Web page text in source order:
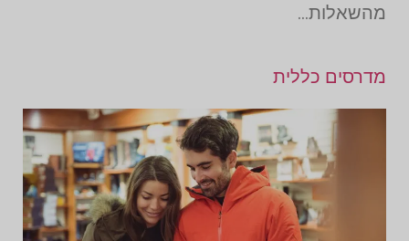
מהשאלות…
מדרסים כללית